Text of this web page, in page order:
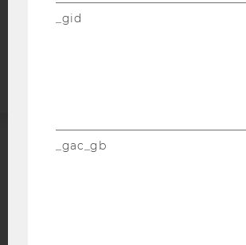
_gid
_gac_gb